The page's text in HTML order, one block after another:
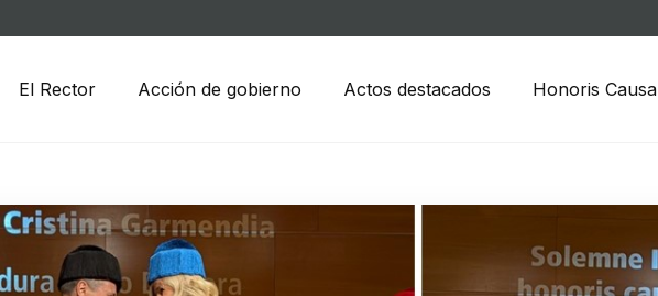
El Rector Acción de gobierno Actos destacados Honoris Causa